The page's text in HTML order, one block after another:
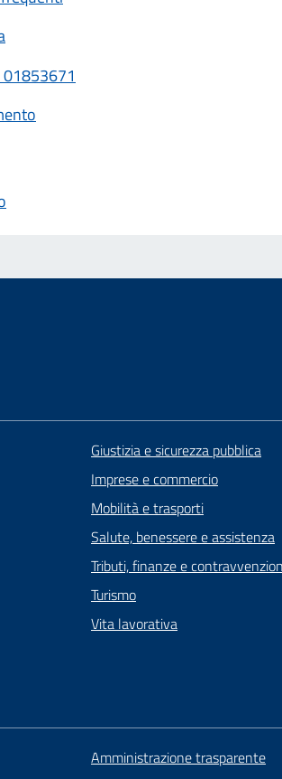
01853671
Giustizia e sicurezza pubblica
Imprese e commercio
Mobilità e trasporti
Salute, benessere e assistenza
Tributi, finanze e
Turismo
Vita lavorativa
Amministrazione trasparente